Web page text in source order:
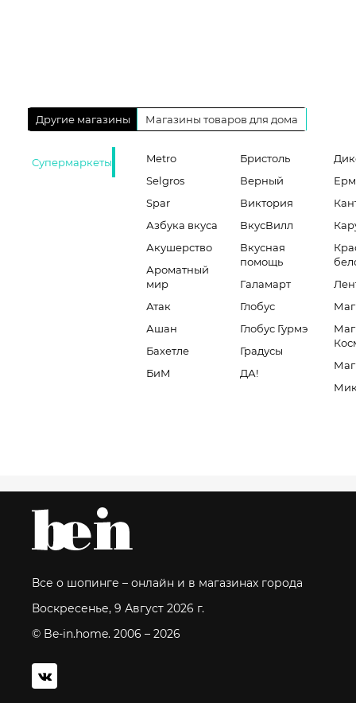
Другие магазины Магазины товаров для дома
Супермаркеты
Metro
Selgros
Spar
Азбука вкуса
Акушерство
Ароматный
мир
Атак
Ашан
Бахетле
БиМ
Бристоль
Верный
Виктория
ВкусВилл
Вкусная
помощь
Галамарт
Глобус
Глобус Гурмэ
Градусы
ДА!
Все о шопинге – онлайн и в магазинах города
Воскресенье, 9 Август 2026 г.
© Be-in.home. 2006 – 2026